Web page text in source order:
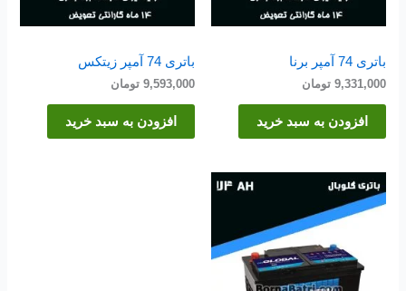
باتری 74 آمپر برنا
9,331,000 تومان
افزودن به سبد خرید
باتری 74 آمپر زیتکس
9,593,000 تومان
افزودن به سبد خرید